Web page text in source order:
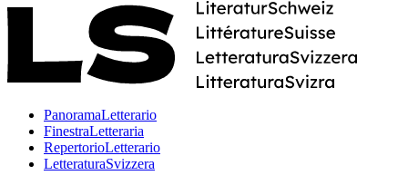
PanoramaLetterario
FinestraLetteraria
RepertorioLetterario
LetteraturaSvizzera